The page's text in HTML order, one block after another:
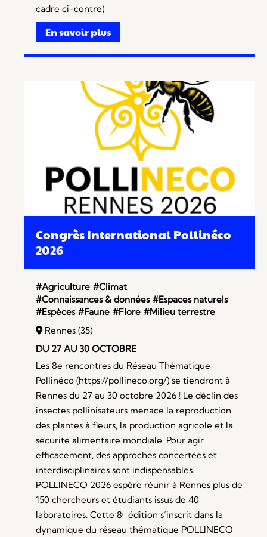
cadre ci-contre)
En savoir plus
Congrès International Pollinéco
2026
#Agriculture #Climat
#Connaissances & données #Espaces naturels
#Espèces #Faune #Flore #Milieu terrestre
Rennes (35)
DU 27 AU 30 OCTOBRE
Les 8e rencontres du Réseau Thématique
Pollinéco (https://pollineco.org/) se tiendront à
Rennes du 27 au 30 octobre 2026 ! Le déclin des
insectes pollinisateurs menace la reproduction
des plantes à fleurs, la production agricole et la
sécurité alimentaire mondiale. Pour agir
efficacement, des approches concertées et
interdisciplinaires sont indispensables.
POLLINECO 2026 espère réunir à Rennes plus de
150 chercheurs et étudiants issus de 40
laboratoires. Cette 8ᵉ édition s’inscrit dans la
dynamique du réseau thématique POLLINECO